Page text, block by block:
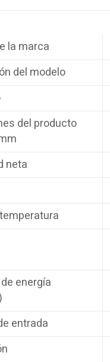
la marca
del modelo
del producto
neta
energía
entrada